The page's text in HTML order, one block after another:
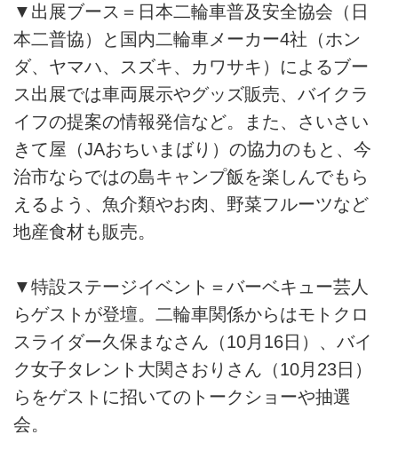
▼出展ブース＝日本二輪車普及安全協会（日
本二普協）と国内二輪車メーカー4社（ホン
ダ、ヤマハ、スズキ、カワサキ）によるブー
ス出展では車両展示やグッズ販売、バイクラ
イフの提案の情報発信など。また、さいさい
きて屋（JAおちいまばり）の協力のもと、今
治市ならではの島キャンプ飯を楽しんでもら
えるよう、魚介類やお肉、野菜フルーツなど
地産食材も販売。
▼特設ステージイベント＝バーベキュー芸人
らゲストが登壇。二輪車関係からはモトクロ
スライダー久保まなさん（10月16日）、バイ
ク女子タレント大関さおりさん（10月23日）
らをゲストに招いてのトークショーや抽選
会。